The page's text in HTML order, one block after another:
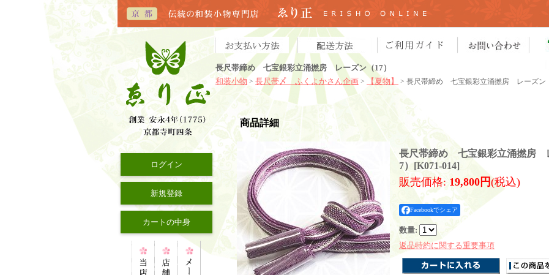
長尺帯締め 七宝銀彩立涌撚房 レーズン（17）
和装小物 > 長尺帯〆 ふくよかさん企画 > 【夏物】 > 長尺帯締め 七宝銀彩立涌撚房 レーズン
ログイン
新規登録
カートの中身
商品詳細
長尺帯締め 七宝銀彩立涌撚房
7） [K071-014]
販売価格: 19,800円(税込)
Facebookでシェア
数量:
返品特約に関する重要事項